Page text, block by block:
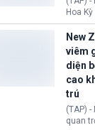
diễn ra
hồi
Tối
việc áp
hoàn
Hoa
thu hồi
của bà
Brazil
Động
trong
chấp
chính
Donald
phủ
New
viêm
diện
cao
trú
(TAP)
quan